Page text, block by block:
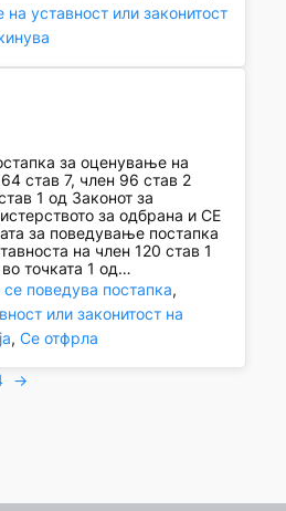
уставност или законитост
за оценување на
став 7, член 96 став 2
1 од Законот за
за одбрана и СЕ
за поведување постапка
на член 120 став 1
точката 1 од…
се поведува постапка
или законитост на
, Се отфрла
→